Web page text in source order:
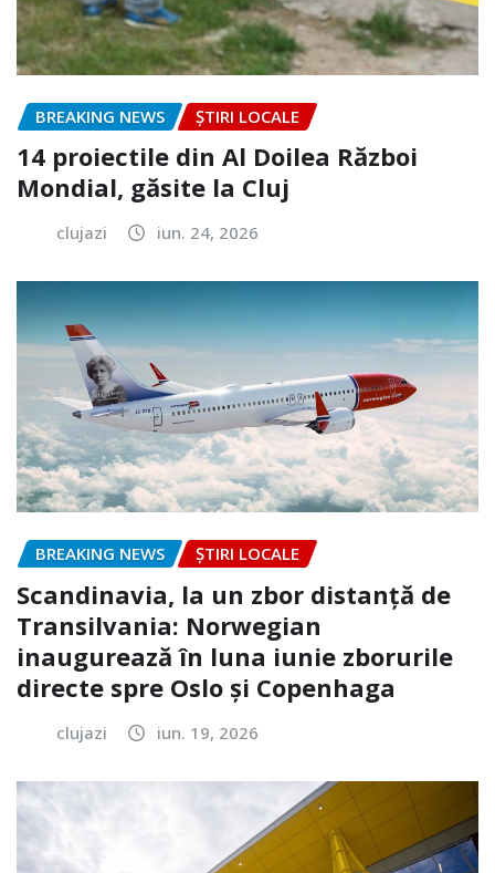
BREAKING NEWS ȘTIRI LOCALE
14 proiectile din Al Doilea Război
Mondial, găsite la Cluj
clujazi iun. 24, 2026
BREAKING NEWS ȘTIRI LOCALE
Scandinavia, la un zbor distanță de
Transilvania: Norwegian
inaugurează în luna iunie zborurile
directe spre Oslo și Copenhaga
clujazi iun. 19, 2026